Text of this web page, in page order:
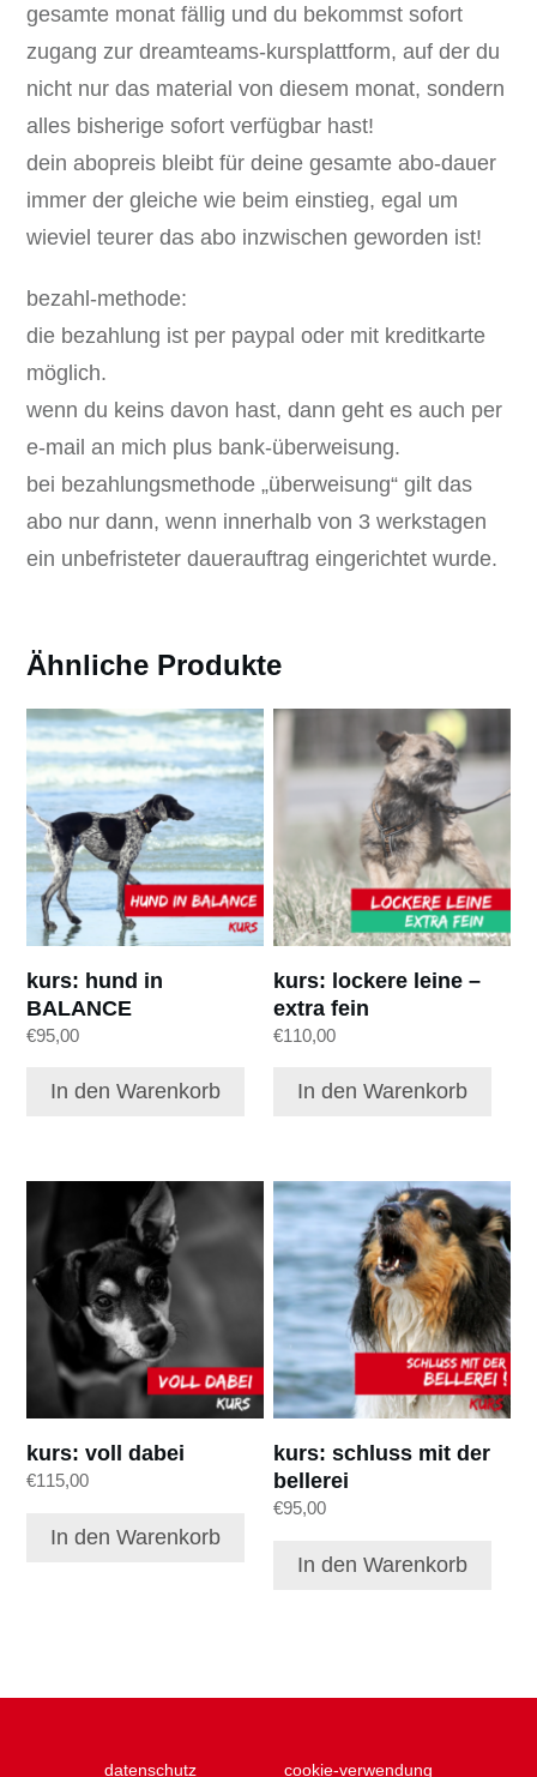
gesamte monat fällig und du bekommst sofort
zugang zur dreamteams-kursplattform, auf der du
nicht nur das material von diesem monat, sondern
alles bisherige sofort verfügbar hast!
dein abopreis bleibt für deine gesamte abo-dauer
immer der gleiche wie beim einstieg, egal um
wieviel teurer das abo inzwischen geworden ist!
bezahl-methode:
die bezahlung ist per paypal oder mit kreditkarte
möglich.
wenn du keins davon hast, dann geht es auch per
e-mail an mich plus bank-überweisung.
bei bezahlungsmethode „überweisung“ gilt das
abo nur dann, wenn innerhalb von 3 werkstagen
ein unbefristeter dauerauftrag eingerichtet wurde.
Ähnliche Produkte
kurs: hund in
BALANCE
€95,00
In den Warenkorb
kurs: lockere leine –
extra fein
€110,00
In den Warenkorb
kurs: voll dabei
€115,00
In den Warenkorb
kurs: schluss mit der
bellerei
€95,00
In den Warenkorb
datenschutz cookie-verwendung